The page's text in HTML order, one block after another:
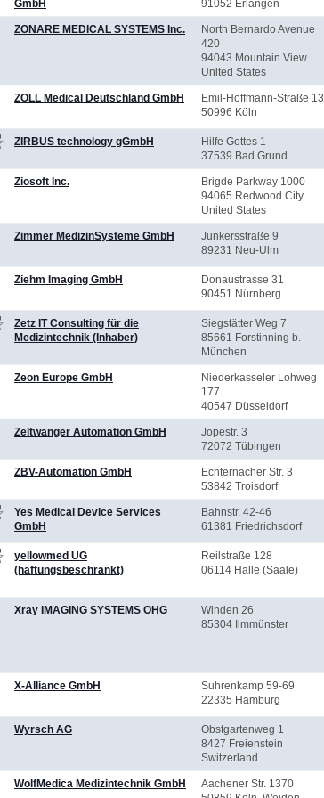
GmbH 91052 Erlangen
ZONARE MEDICAL SYSTEMS Inc.
North Bernardo Avenue
420
94043 Mountain View
United States
ZOLL Medical Deutschland GmbH
Emil-Hoffmann-Straße 13
50996 Köln
ZIRBUS technology gGmbH
Hilfe Gottes 1
37539 Bad Grund
Ziosoft Inc.
Brigde Parkway 1000
94065 Redwood City
United States
Zimmer MedizinSysteme GmbH
Junkersstraße 9
89231 Neu-Ulm
Ziehm Imaging GmbH
Donaustrasse 31
90451 Nürnberg
Zetz IT Consulting für die
Medizintechnik (Inhaber)
Siegstätter Weg 7
85661 Forstinning b.
München
Zeon Europe GmbH
Niederkasseler Lohweg
177
40547 Düsseldorf
Zeltwanger Automation GmbH
Jopestr. 3
72072 Tübingen
ZBV-Automation GmbH
Echternacher Str. 3
53842 Troisdorf
Yes Medical Device Services
GmbH
Bahnstr. 42-46
61381 Friedrichsdorf
yellowmed UG
(haftungsbeschränkt)
Reilstraße 128
06114 Halle (Saale)
Xray IMAGING SYSTEMS OHG
Winden 26
85304 Ilmmünster
X-Alliance GmbH
Suhrenkamp 59-69
22335 Hamburg
Wyrsch AG
Obstgartenweg 1
8427 Freienstein
Switzerland
WolfMedica Medizintechnik GmbH
Aachener Str. 1370